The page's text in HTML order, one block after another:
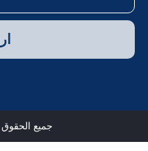
جميع الحقوق